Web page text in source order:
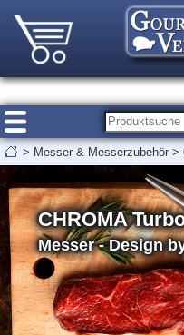
> Messer & Messerzubehör >
CHROMA
Messer - Design